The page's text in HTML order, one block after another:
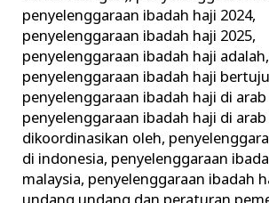
penyelenggaraan ibadah haji 2024,
penyelenggaraan ibadah haji 2025,
penyelenggaraan ibadah haji adalah,
penyelenggaraan ibadah haji
penyelenggaraan ibadah haji di
penyelenggaraan ibadah haji di
dikoordinasikan oleh,
di indonesia, penyelenggaraan
malaysia, penyelenggaraan ibadah